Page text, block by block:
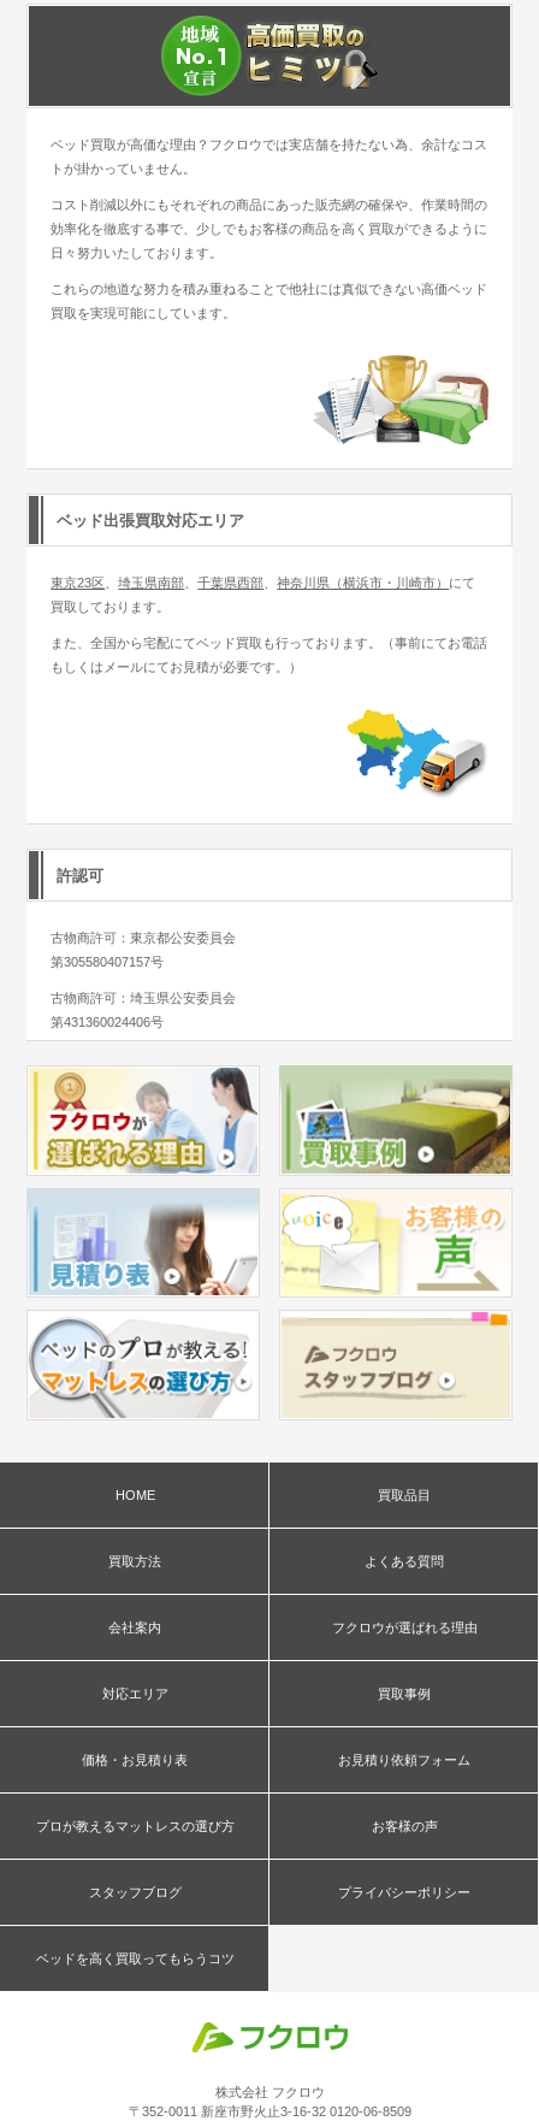
ベッド買取が高価な理由？フクロウでは実店舗を持たない為、余計なコス
トが掛かっていません。
コスト削減以外にもそれぞれの商品にあった販売網の確保や、作業時間の
効率化を徹底する事で、少しでもお客様の商品を高く買取ができるように
日々努力いたしております。
これらの地道な努力を積み重ねることで他社には真似できない高価ベッド
買取を実現可能にしています。
ベッド出張買取対応エリア
東京23区 、埼玉県南部 、千葉県西部 、神奈川県（横浜市・川崎市） にて
買取しております。
また、全国から宅配にてベッド買取も行っております。（事前にてお電話
もしくはメールにてお見積が必要です。）
許認可
古物商許可：東京都公安委員会
第305580407157号
古物商許可：埼玉県公安委員会
第431360024406号
HOME 買取品目
買取方法 よくある質問
会社案内 フクロウが選ばれる理由
対応エリア 買取事例
価格・お見積り表 お見積り依頼フォーム
プロが教えるマットレスの選び方 お客様の声
スタッフブログ プライバシーポリシー
ベッドを高く買取ってもらうコツ
株式会社 フクロウ
〒352-0011 新座市野火止3-16-32 0120-06-8509